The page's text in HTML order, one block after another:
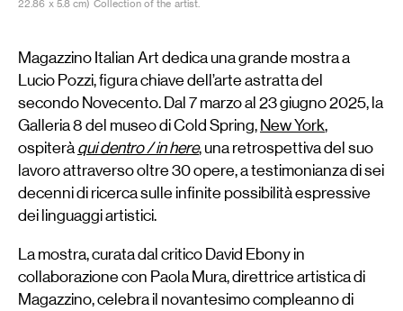
22.86 x 5.8 cm) Collection of the artist.
Magazzino Italian Art dedica una grande mostra a
Lucio Pozzi, figura chiave dell’arte astratta del
secondo Novecento. Dal 7 marzo al 23 giugno 2025, la
Galleria 8 del museo di Cold Spring, New York,
ospiterà qui dentro / in here, una retrospettiva del suo
lavoro attraverso oltre 30 opere, a testimonianza di sei
decenni di ricerca sulle infinite possibilità espressive
dei linguaggi artistici.
La mostra, curata dal critico David Ebony in
collaborazione con Paola Mura, direttrice artistica di
Magazzino, celebra il novantesimo compleanno di